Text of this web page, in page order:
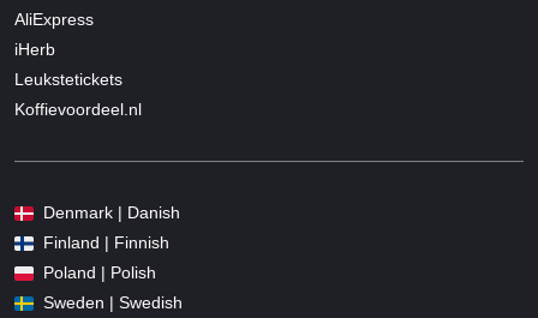
AliExpress
iHerb
Leukstetickets
Koffievoordeel.nl
Denmark | Danish
Finland | Finnish
Poland | Polish
Sweden | Swedish